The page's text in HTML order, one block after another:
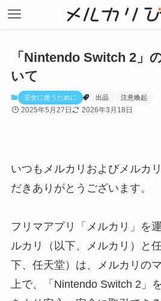
「Nintendo Switch 2」
いて
安全に使うために 出品 注意喚起
2025年5月27日 2026年3月18日
いつもメルカリおよびメルカ
だきありがとうございます。
フリマアプリ「メルカリ」を
ルカリ（以下、メルカリ）と
下、任天堂）は、メルカリの
上で、「Nintendo Switch 2」